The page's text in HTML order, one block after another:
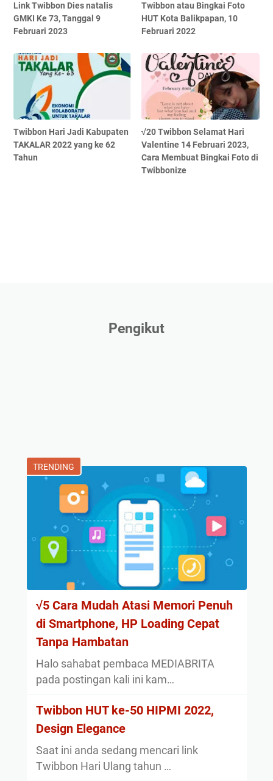
Link Twibbon Dies natalis
GMKI Ke 73, Tanggal 9
Februari 2023
Twibbon atau Bingkai Foto
HUT Kota Balikpapan, 10
Februari 2022
Twibbon Hari Jadi Kabupaten
TAKALAR 2022 yang ke 62
Tahun
√20 Twibbon Selamat Hari
Valentine 14 Februari 2023,
Cara Membuat Bingkai Foto di
Twibbonize
Pengikut
TRENDING
√5 Cara Mudah Atasi Memori Penuh
di Smartphone, HP Loading Cepat
Tanpa Hambatan
Halo sahabat pembaca MEDIABRITA
pada postingan kali ini kam…
Twibbon HUT ke-50 HIPMI 2022,
Design Elegance
Saat ini anda sedang mencari link
Twibbon Hari Ulang tahun …